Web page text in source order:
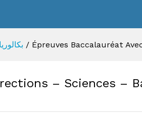
BAC - بكالوريا / Épreuves Baccalauréat
– Sciences –